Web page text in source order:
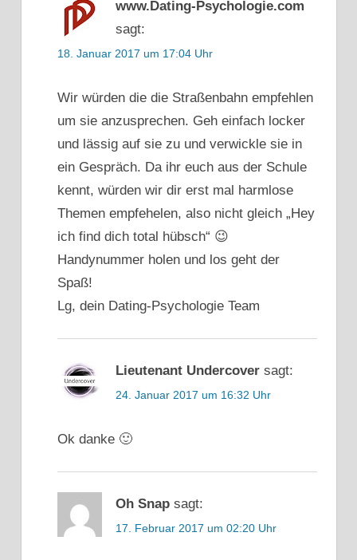
www.Dating-Psychologie.com
sagt:
18. Januar 2017 um 17:04 Uhr
Wir würden die die Straßenbahn empfehlen
um sie anzusprechen. Geh einfach locker
und lässig auf sie zu und verwickle sie in
ein Gespräch. Da ihr euch aus der Schule
kennt, würden wir dir erst mal harmlose
Themen empfehelen, also nicht gleich „Hey
ich find dich total hübsch“ 😉
Handynummer holen und los geht der
Spaß!
Lg, dein Dating-Psychologie Team
Lieutenant Undercover sagt:
24. Januar 2017 um 16:32 Uhr
Ok danke 🙂
Oh Snap sagt:
17. Februar 2017 um 02:20 Uhr